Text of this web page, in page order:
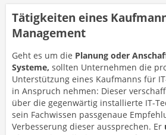
Tätigkeiten eines
Management
Geht es um die Planung oder
Systeme, sollten Unternehmen die
Unterstützung eines Kaufmanns für
in Anspruch nehmen: Dieser
über die gegenwärtig installierte IT-
sein Fachwissen passgenaue
Verbesserung dieser aussprechen. Er